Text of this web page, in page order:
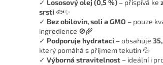
✓ Lososový olej (0,5 %)– přispívá ke
srsti 🐟✨
✓ Bez obilovin, soli a GMO – pouze
ingredience 🚫🌾
✓ Podporuje hydrataci – obsahuje
který pomáhá s příjmem tekutin 💦
✓ Výborná stravitelnost– ideální i